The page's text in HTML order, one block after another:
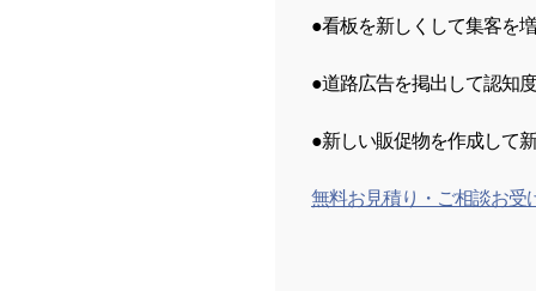
●看板を新しくして集客を
●道路広告を掲出して認知
●新しい販促物を作成して
無料お見積り・ご相談お受